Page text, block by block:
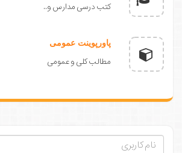
کتب درسی مدارس و..
پاورپوینت عمومی
مطالب کلی و عمومی